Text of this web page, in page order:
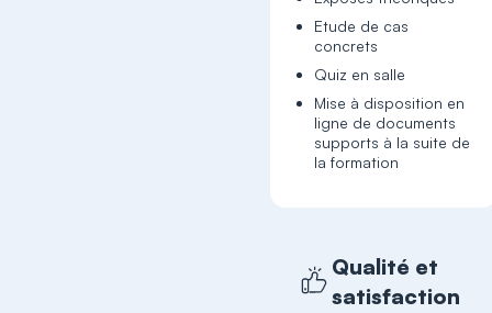
Etude de cas
concrets
Quiz en salle
Mise à disposition en
ligne de documents
supports à la suite de
la formation
Qualité et
satisfaction